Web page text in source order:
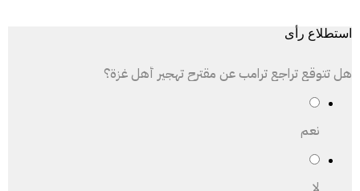
استطلاع رأى
هل تتوقع تراجع ترامب عن مقترح تهجير أهل غزة؟
نعم